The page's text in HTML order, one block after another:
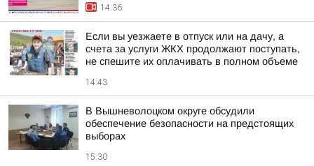
14:36
Если вы уезжаете в отпуск или на дачу, а
счета за услуги ЖКХ продолжают поступать,
не спешите их оплачивать в полном объеме
14:43
В Вышневолоцком округе обсудили
обеспечение безопасности на предстоящих
выборах
15:30